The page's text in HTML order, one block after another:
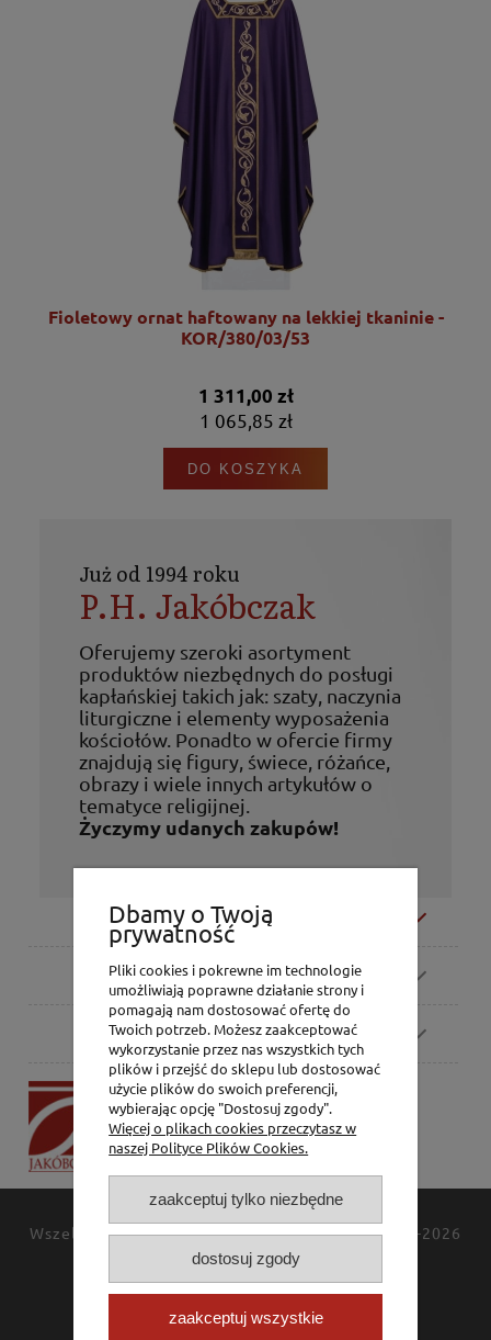
Fioletowy ornat haftowany na lekkiej tkaninie -
KOR/380/03/53
1 311,00 zł
1 065,85 zł
DO KOSZYKA
Już od 1994 roku
P.H. Jakóbczak
Oferujemy szeroki asortyment
produktów niezbędnych do posługi
kapłańskiej takich jak: szaty, naczynia
liturgiczne i elementy wyposażenia
kościołów. Ponadto w ofercie firmy
znajdują się figury, świece, różańce,
obrazy i wiele innych artykułów o
tematyce religijnej.
Życzymy udanych zakupów!
Moje konto
Zamówienia
Pomoc
P.H. Jakóbczak
Dorota Jakóbczak
Bialska 2/4,
42-202 Częstochowa
Wszelkie prawa zastrzeżoneJAKÓBCZAK© 1994-2026
Polityka prywatności
Kontakt
Dbamy o Twoją
prywatność
Pliki cookies i pokrewne im technologie
umożliwiają poprawne działanie strony i
pomagają nam dostosować ofertę do
Twoich potrzeb. Możesz zaakceptować
wykorzystanie przez nas wszystkich tych
plików i przejść do sklepu lub dostosować
użycie plików do swoich preferencji,
wybierając opcję "Dostosuj zgody".
Więcej o plikach cookies przeczytasz w
naszej Polityce Plików Cookies.
zaakceptuj tylko niezbędne
dostosuj zgody
zaakceptuj wszystkie